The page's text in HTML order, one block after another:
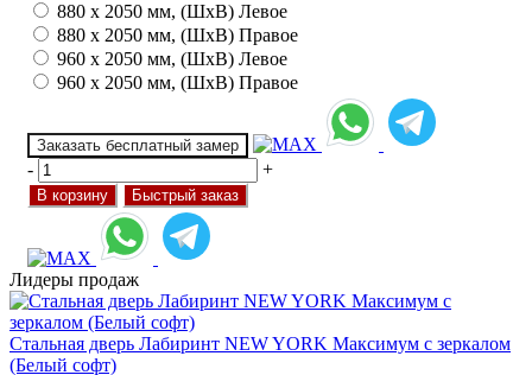
880 х 2050 мм, (ШхВ) Левое
880 х 2050 мм, (ШхВ) Правое
960 х 2050 мм, (ШхВ) Левое
960 х 2050 мм, (ШхВ) Правое
Заказать бесплатный замер
- +
В корзину Быстрый заказ
Лидеры продаж
Стальная дверь Лабиринт NEW YORK Максимум с зеркалом
(Белый софт)